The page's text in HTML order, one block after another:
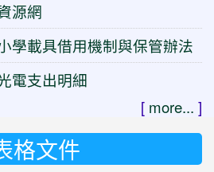
源網
學載具借用機制與保管辦法
電支出明細
[ more... ]
格文件